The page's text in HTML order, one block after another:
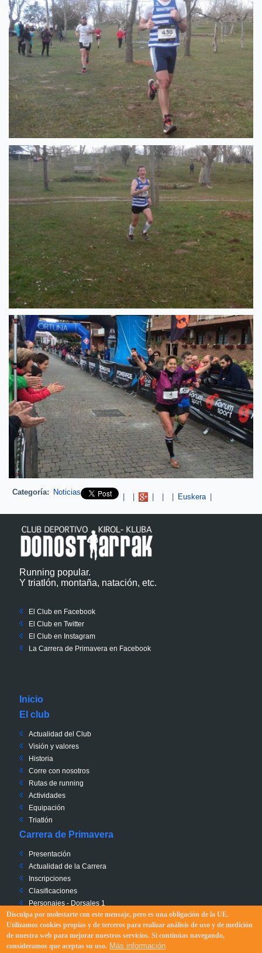
|
Pinterest
Euskera|
Categoría: Noticias
Running popular.
Y triatlón, montaña, natación, etc.
El Club en Facebook
El Club en Twitter
El Club en Instagram
La Carrera de Primavera en Facebook
Inicio
El club
Actualidad del Club
Visión y valores
Historia
Corre con nosotros
Rutas de running
Actividades
Equipación
Triatlón
Carrera de Primavera
Presentación
Actualidad de la Carrera
Inscripciones
Clasificaciones
Personajes - Dorsales 1
Solidaridad - Dorsales 0
Recorrido
Reglamento
Disculpa por molestarte con este mensaje, pero es una obligación de la UE.
Utilizamos cookies propias y de terceros para realizar análisis de uso y de medición
de nuestra web para mejorar nuestros servicios. Si continúas navegando,
consideramos que aceptas su uso. Más información